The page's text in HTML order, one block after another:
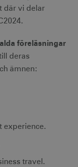
där vi delar
föreläsningar
deras
ämnen:
experience.
travel.